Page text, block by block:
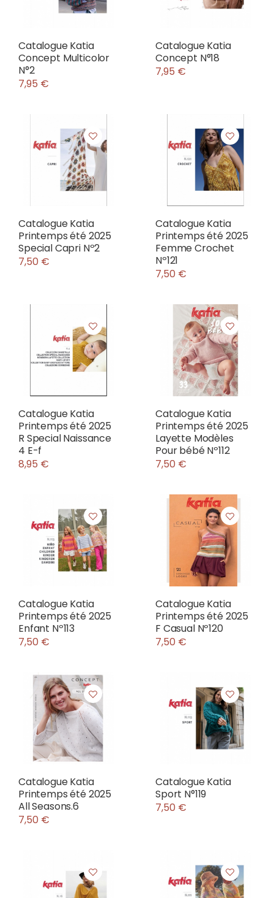
Catalogue Katia
Concept Multicolor
N°2
7,95 €
Catalogue Katia
Concept N°18
7,95 €
Catalogue Katia
Printemps été 2025
Special Capri Nº2
7,50 €
Catalogue Katia
Printemps été 2025
Femme Crochet
Nº121
7,50 €
Catalogue Katia
Printemps été 2025
R Special Naissance
4 E-f
8,95 €
Catalogue Katia
Printemps été 2025
Layette Modèles
Pour bébé Nº112
7,50 €
Catalogue Katia
Printemps été 2025
Enfant Nº113
7,50 €
Catalogue Katia
Printemps été 2025
F Casual Nº120
7,50 €
Catalogue Katia
Printemps été 2025
All Seasons.6
7,50 €
Catalogue Katia
Sport N°119
7,50 €